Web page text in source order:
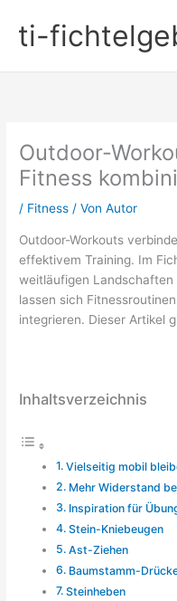
Inhalt
springen
ti-
Outdoor-
Fitness
/ Fitness / VonAutor
Outdoor-Workouts
effektivem Training. Im
weitläufigen
lassen sich
integrieren. Dieser Artikel
Inhaltsverzeichnis
Vielseitig mobil
Mehr Widerstand
Inspiration für
Stein-Kniebeugen
Ast-Ziehen
Baumstamm-
Steinheben